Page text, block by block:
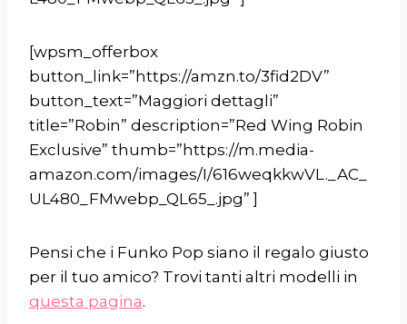
[wpsm_offerbox
button_link=”https://amzn.to/3fid2DV”
button_text=”Maggiori dettagli”
title=”Robin” description=”Red Wing Robin
Exclusive” thumb=”https://m.media-
amazon.com/images/I/616weqkkwVL._AC_
UL480_FMwebp_QL65_.jpg” ]
Pensi che i Funko Pop siano il regalo giusto
per il tuo amico? Trovi tanti altri modelli in
questa pagina.